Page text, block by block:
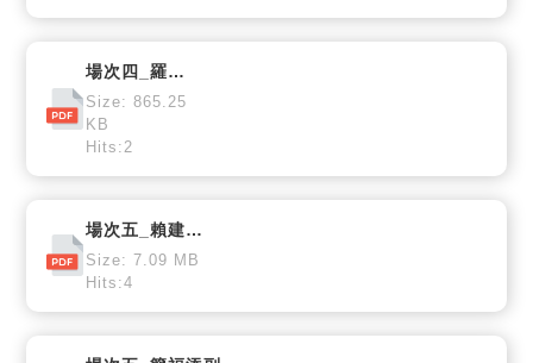
場次四_羅瑋博士
Size: 865.25
KB
Hits:2
場次五_賴建信署長
Size: 7.09 MB
Hits:4